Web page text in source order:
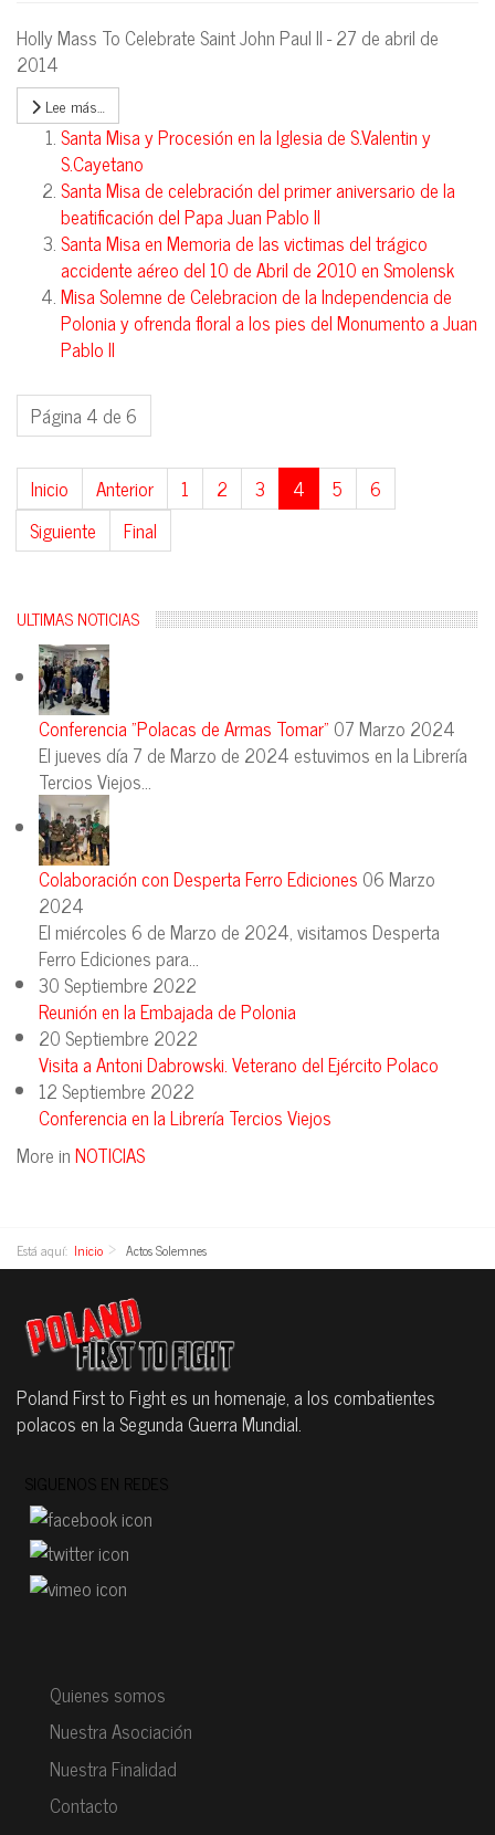
Holly Mass To Celebrate Saint John Paul II - 27 de abril de
2014
Lee más…
Santa Misa y Procesión en la Iglesia de S.Valentin y
S.Cayetano
Santa Misa de celebración del primer aniversario de la
beatificación del Papa Juan Pablo II
Santa Misa en Memoria de las victimas del trágico
accidente aéreo del 10 de Abril de 2010 en Smolensk
Misa Solemne de Celebracion de la Independencia de
Polonia y ofrenda floral a los pies del Monumento a Juan
Pablo II
Página 4 de 6
Inicio Anterior 1 2 3 4 5
6
Siguiente
Final
ULTIMAS NOTICIAS
Conferencia "Polacas de Armas Tomar" 07 Marzo 2024
El jueves día 7 de Marzo de 2024 estuvimos en la Librería
Tercios Viejos...
Colaboración con Desperta Ferro Ediciones 06 Marzo
2024
El miércoles 6 de Marzo de 2024, visitamos Desperta
Ferro Ediciones para...
30 Septiembre 2022
Reunión en la Embajada de Polonia
20 Septiembre 2022
Visita a Antoni Dabrowski. Veterano del Ejército Polaco
12 Septiembre 2022
Conferencia en la Librería Tercios Viejos
More inNOTICIAS
Está aquí: Inicio Actos Solemnes
Poland First to Fight es un homenaje, a los combatientes
polacos en la Segunda Guerra Mundial.
SIGUENOS EN REDES
Quienes somos
Nuestra Asociación
Nuestra Finalidad
Contacto